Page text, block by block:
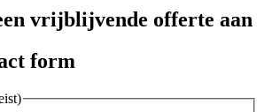
vrijblijvende offerte aan
form